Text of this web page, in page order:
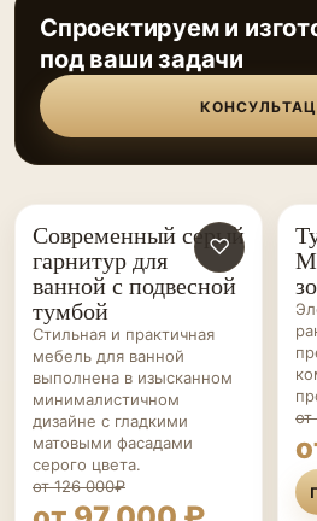
Спроектируем и
под ваши задачи
МЕБЕЛЬ ДЛЯ
ВАННОЙ НА ЗАКАЗ
♡
Современный серый
гарнитур для
ванной с подвесной
тумбой
Стильная и практичная
мебель для ванной
выполнена в изысканном
минималистичном
дизайне с гладкими
матовыми фасадами
серого цвета.
от 126 000₽
от